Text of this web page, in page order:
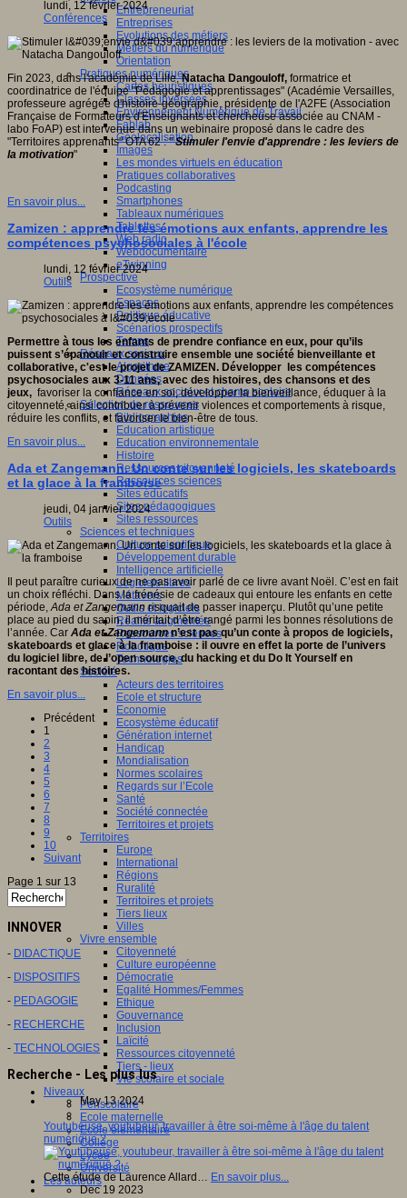
Entrepreneuriat
Entreprises
Evolutions des métiers
Métiers du numérique
Orientation
Pratiques numériques
Cartes heuristiques
Classes inversées
Environnement Numérique de Travail
Fablab
Géolocalisation
Images
Les mondes virtuels en éducation
Pratiques collaboratives
Podcasting
Smartphones
Tableaux numériques
Tablettes
Web radio
Webdocumentaire
eTwinning
Prospective
Ecosystème numérique
Espaces
Politique éducative
Scénarios prospectifs
Temps
Réseaux sociaux
Algorithme
Données
Réseaux sociaux et champ scolaire
Sélection de ressources
Bibliographies
Education artistique
Education environnementale
Histoire
Ressources citoyenneté
Ressources sciences
Sites éducatifs
Sites pédagogiques
Sites ressources
Sciences et techniques
Culture scientifique
Développement durable
Intelligence artificielle
Logiciels libres
Métavers
Outils et logiciels
Réalité augmentée
Ressources sciences
Robotique
Technologies
Société
Acteurs des territoires
Ecole et structure
Economie
Ecosystème éducatif
Génération internet
Handicap
Mondialisation
Normes scolaires
Regards sur l’Ecole
Santé
Société connectée
Territoires et projets
Territoires
Europe
International
Régions
Ruralité
Territoires et projets
Tiers lieux
Villes
Vivre ensemble
Citoyenneté
Culture européenne
Démocratie
Egalité Hommes/Femmes
Ethique
Gouvernance
Inclusion
Laïcité
Ressources citoyenneté
Tiers - lieux
Vie scolaire et sociale
Niveaux
Périscolaire
Ecole maternelle
Ecole élémentaire
Collège
Lycée
Université
Les auteurs
lundi, 12 février 2024
Conférences
Fin 2023, dans l'académie de Lille,Natacha Dangouloff, formatrice et
coordinatrice de l'équipe "Pédagogie et apprentissages" (Académie Versailles,
professeure agrégée d'histoire-géographie, présidente de l'A2FE (Association
Française de Formateurs d'Enseignants et chercheuse associée au CNAM -
labo FoAP) est intervenue dans un webinaire proposé dans le cadre des
"Territoires apprenants" OTA 62 : "Stimuler l'envie d'apprendre : les leviers de
la motivation"
En savoir plus...
Zamizen : apprendre les émotions aux enfants, apprendre les
compétences psychosociales à l'école
lundi, 12 février 2024
Outils
Permettre à tous les enfants de prendre confiance en eux, pour qu’ils
puissent s’épanouir et construire ensemble une société bienveillante et
collaborative, c'est le projet de ZAMIZEN. Développer les compétences
psychosociales aux 3-11 ans, avec des histoires, des chansons et des
jeux, favoriser la confiance en soi, développer la bienveillance, éduquer à la
citoyenneté, ainsi contribuer à prévenir violences et comportements à risque,
réduire les conflits, et favoriser le bien-être de tous.
En savoir plus...
Ada et Zangemann. Un conte sur les logiciels, les skateboards
et la glace à la framboise
jeudi, 04 janvier 2024
Outils
Il peut paraître curieux de ne pas avoir parlé de ce livre avant Noël. C’est en fait
un choix réfléchi. Dans la frénésie de cadeaux qui entoure les enfants en cette
période,Ada et Zangemann risquait de passer inaperçu. Plutôt qu’une petite
place au pied du sapin, il méritait d’être rangé parmi les bonnes résolutions de
l’année. Car Ada et Zangemannn’est pas qu’un conte à propos de logiciels,
skateboards et glace à la framboise : il ouvre en effet la porte de l’univers
du logiciel libre, de l’open source, du hacking et du Do It Yourself en
racontant des histoires.
En savoir plus...
Précédent
1
2
3
4
5
6
7
8
9
10
Suivant
Page 1 sur 13
INNOVER
- DIDACTIQUE
- DISPOSITIFS
- PEDAGOGIE
- RECHERCHE
- TECHNOLOGIES
Recherche - Les plus lus
May 13 2024
Youtubeuse, youtubeur, travailler à être soi-même à l'âge du talent
numérique ?
Cette étude de Laurence Allard… En savoir plus...
Dec 19 2023